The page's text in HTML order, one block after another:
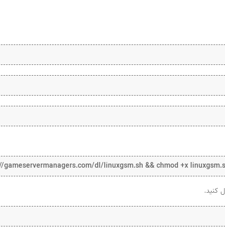
dl/linuxgsm.sh && chmod +x